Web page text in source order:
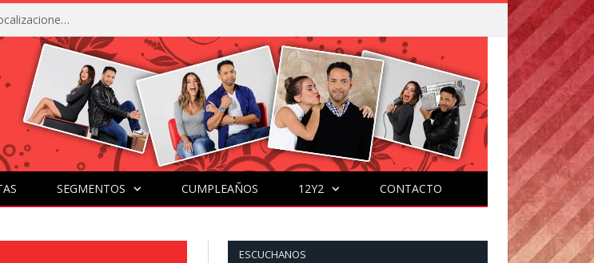
La IA está acercándonos a comprender y traducir las vocalizaciones y comportamientos de nuestras mascotas
SEGMENTOS CUMPLEAÑOS 12Y2 CONTACTO
ESCUCHANOS